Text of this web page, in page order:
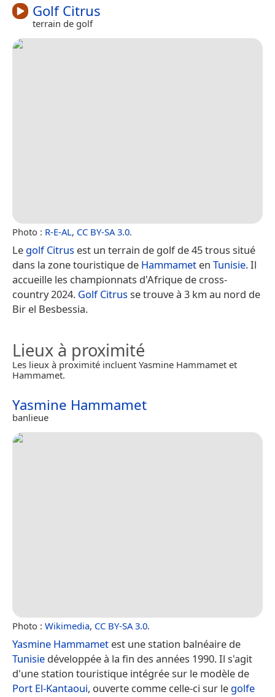
Golf Citrus
terrain de golf
Photo : R-E-AL, CC BY-SA 3.0.
Le golf Citrus est un terrain de golf de 45 trous situé
dans la zone touristique de Hammamet en Tunisie. Il
accueille les championnats d'Afrique de cross-
country 2024. Golf Citrusse trouve à 3 km au nord de
Bir el Besbessia.
Lieux à proximité
Les lieux à proximité incluent Yasmine Hammamet et
Hammamet.
Yasmine Hammamet
banlieue
Photo : Wikimedia, CC BY-SA 3.0.
Yasmine Hammamet est une station balnéaire de
Tunisie développée à la fin des années 1990. Il s'agit
d'une station touristique intégrée sur le modèle de
Port El-Kantaoui, ouverte comme celle-ci sur le golfe